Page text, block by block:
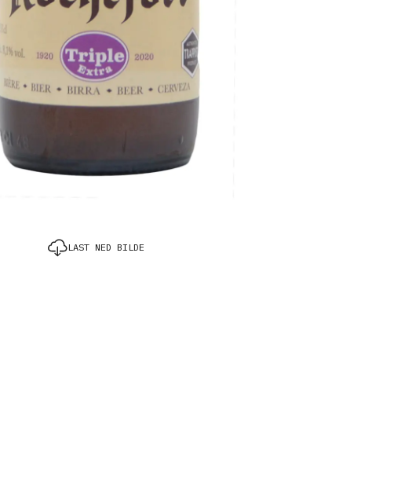
LAST NED BILDE